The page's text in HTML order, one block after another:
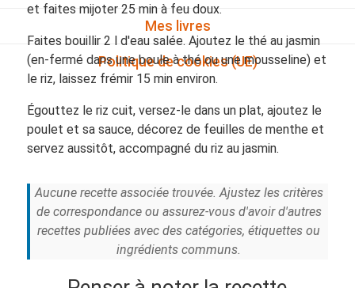
Mes livres
Politique de cookies (UE)
et faites mijoter 25 min à feu doux.
Faites bouillir 2 l d'eau salée. Ajoutez le thé au jasmin
(en-fermé dans une boule à thé ou une mousseline) et
le riz, laissez frémir 15 min environ.
Égouttez le riz cuit, versez-le dans un plat, ajoutez le
poulet et sa sauce, décorez de feuilles de menthe et
servez aussitôt, accompagné du riz au jasmin.
Aucune recette associée trouvée. Ajustez les critères
de correspondance ou assurez-vous d'avoir d'autres
recettes publiées avec des catégories, étiquettes ou
ingrédients communs.